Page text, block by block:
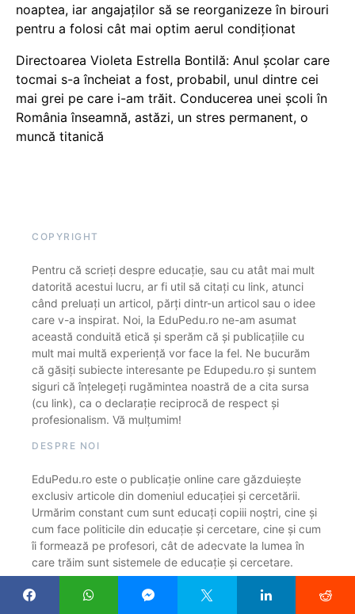
noaptea, iar angajaților să se reorganizeze în birouri
pentru a folosi cât mai optim aerul condiționat
Directoarea Violeta Estrella Bontilă: Anul școlar care
tocmai s-a încheiat a fost, probabil, unul dintre cei
mai grei pe care i-am trăit. Conducerea unei școli în
România înseamnă, astăzi, un stres permanent, o
muncă titanică
COPYRIGHT
Pentru că scrieți despre educație, sau cu atât mai mult
datorită acestui lucru, ar fi util să citați cu link, atunci
când preluați un articol, părți dintr-un articol sau o idee
care v-a inspirat. Noi, la EduPedu.ro ne-am asumat
această conduită etică și sperăm că și publicațiile cu
mult mai multă experiență vor face la fel. Ne bucurăm
că găsiți subiecte interesante pe Edupedu.ro și suntem
siguri că înțelegeți rugămintea noastră de a cita sursa
(cu link), ca o declarație reciprocă de respect și
profesionalism. Vă mulțumim!
DESPRE NOI
EduPedu.ro este o publicație online care găzduiește
exclusiv articole din domeniul educației și cercetării.
Urmărim constant cum sunt educați copiii noștri, cine și
cum face politicile din educație și cercetare, cine și cum
îi formează pe profesori, cât de adecvate la lumea în
care trăim sunt sistemele de educație și cercetare.
CONTACT REDACȚIE